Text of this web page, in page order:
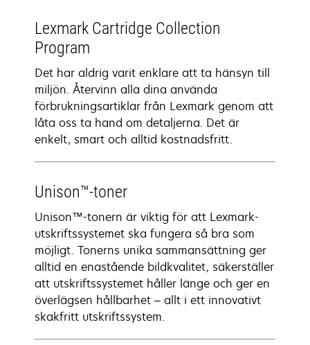
Lexmark Cartridge Collection
Program
Det har aldrig varit enklare att ta hänsyn till
miljön. Återvinn alla dina använda
förbrukningsartiklar från Lexmark genom att
låta oss ta hand om detaljerna. Det är
enkelt, smart och alltid kostnadsfritt.
Unison™-toner
Unison™-tonern är viktig för att Lexmark-
utskriftssystemet ska fungera så bra som
möjligt. Tonerns unika sammansättning ger
alltid en enastående bildkvalitet, säkerställer
att utskriftssystemet håller länge och ger en
överlägsen hållbarhet – allt i ett innovativt
skakfritt utskriftssystem.